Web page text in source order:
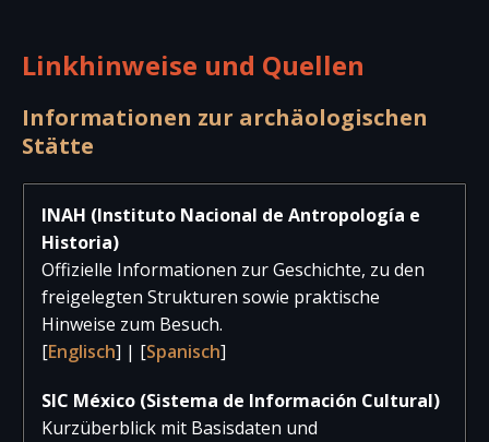
2025 5.590 7.196
2024
9.772
2023
2021
2020
1.721 4.052
2019
8.419
2017
11.356
Linkhinweise und Quellen
Informationen zur archäologischen
Stätte
INAH (Instituto Nacional de Antropología e
Historia)
Offizielle Informationen zur Geschichte, zu den
freigelegten Strukturen sowie praktische
Hinweise zum Besuch.
[Englisch] | [Spanisch]
SIC México (Sistema de Información Cultural)
Kurzüberblick mit Basisdaten und